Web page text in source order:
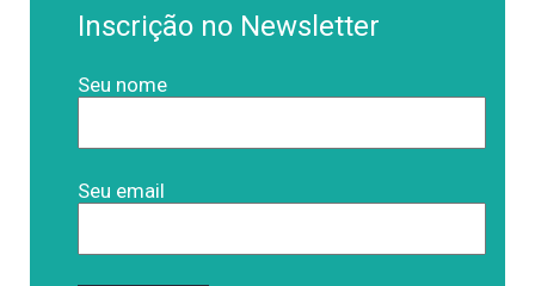
Inscrição no Newsletter
Seu nome
Seu email